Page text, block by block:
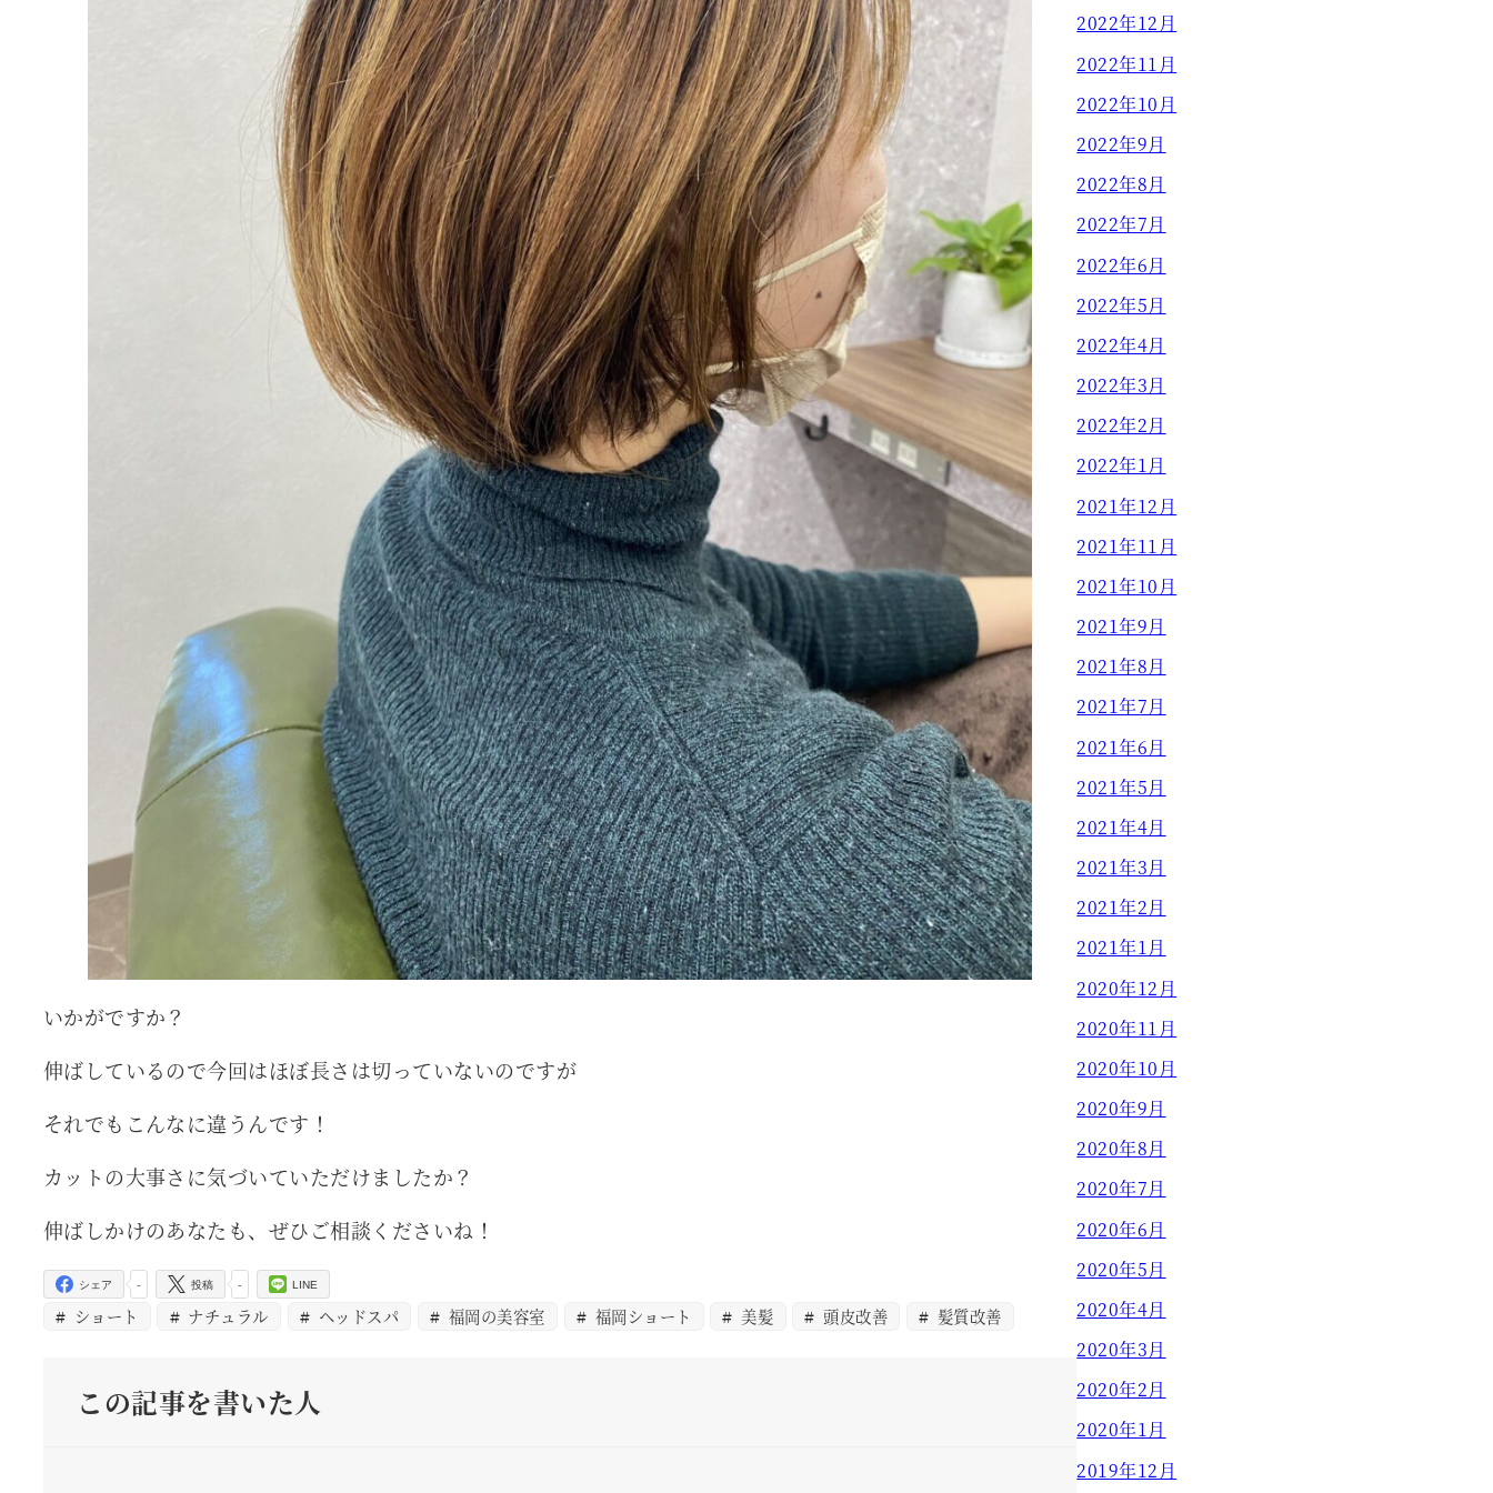
いかがですか？
伸ばしているので今回はほぼ長さは切っていないのですが
それでもこんなに違うんです！
カットの大事さに気づいていただけましたか？
伸ばしかけのあなたも、ぜひご相談くださいね！
-
シェア -
投稿 LINE
ショート ナチュラル ヘッドスパ 福岡の美容室 福岡ショート 美髪 頭皮改善 髪質改善
この記事を書いた人
2022年12月
2022年11月
2022年10月
2022年9月
2022年8月
2022年7月
2022年6月
2022年5月
2022年4月
2022年3月
2022年2月
2022年1月
2021年12月
2021年11月
2021年10月
2021年9月
2021年8月
2021年7月
2021年6月
2021年5月
2021年4月
2021年3月
2021年2月
2021年1月
2020年12月
2020年11月
2020年10月
2020年9月
2020年8月
2020年7月
2020年6月
2020年5月
2020年4月
2020年3月
2020年2月
2020年1月
2019年12月